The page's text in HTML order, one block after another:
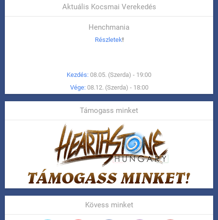
Aktuális Kocsmai Verekedés
Henchmania
Részletek!
Kezdés: 08.05. (Szerda) - 19:00
Vége: 08.12. (Szerda) - 18:00
Támogass minket
Kövess minket